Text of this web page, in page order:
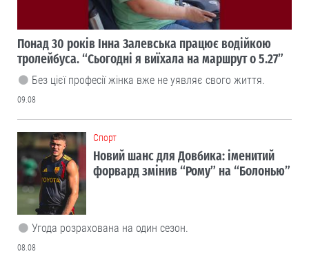
Понад 30 років Інна Залевська працює водійкою
тролейбуса. “Сьогодні я виїхала на маршрут о 5.27”
Без цієї професії жінка вже не уявляє свого життя.
09.08
Cпорт
Новий шанс для Довбика: іменитий
форвард змінив “Рому” на “Болонью”
Угода розрахована на один сезон.
08.08